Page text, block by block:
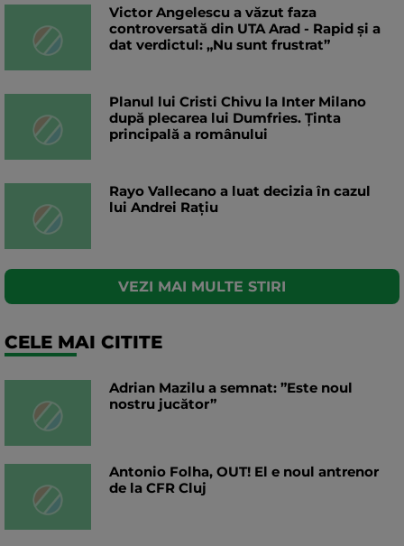
Victor Angelescu a văzut faza
controversată din UTA Arad - Rapid și a
dat verdictul: „Nu sunt frustrat”
Planul lui Cristi Chivu la Inter Milano
după plecarea lui Dumfries. Ținta
principală a românului
Rayo Vallecano a luat decizia în cazul
lui Andrei Rațiu
VEZI MAI MULTE STIRI
CELE MAI CITITE
Adrian Mazilu a semnat: ”Este noul
nostru jucător”
Antonio Folha, OUT! El e noul antrenor
de la CFR Cluj